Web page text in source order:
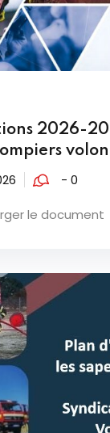
2026-
- 0
le document